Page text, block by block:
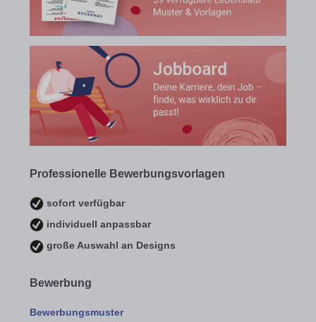
Professionelle Bewerbungsvorlagen
sofort verfügbar
individuell anpassbar
große Auswahl an Designs
Bewerbung
Bewerbungsmuster